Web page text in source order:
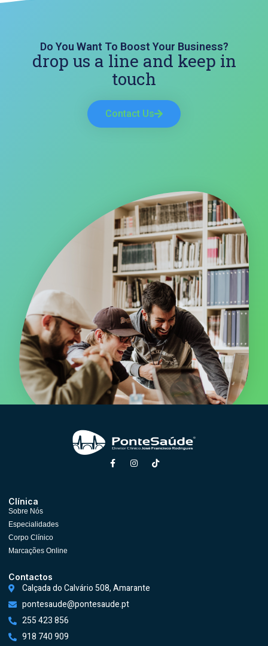
Do You Want To Boost Your Business?
drop us a line and keep in
touch
Contact Us
Clínica
Sobre Nós
Especialidades
Corpo Clínico
Marcações Online
Contactos
Calçada do Calvário 508, Amarante
pontesaude@pontesaude.pt
255 423 856
918 740 909